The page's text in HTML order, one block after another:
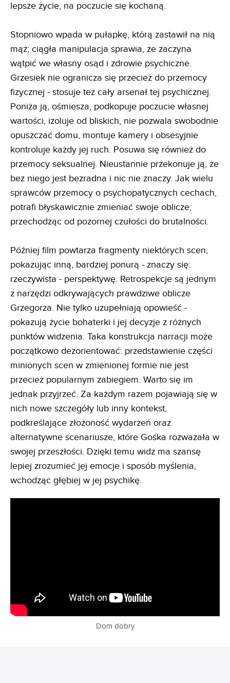
lepsze życie, na poczucie się kochaną.
Stopniowo wpada w pułapkę, którą zastawił na nią
mąż; ciągła manipulacja sprawia, że zaczyna
wątpić we własny osąd i zdrowie psychiczne.
Grzesiek nie ogranicza się przecież do przemocy
fizycznej - stosuje też cały arsenał tej psychicznej.
Poniża ją, ośmiesza, podkopuje poczucie własnej
wartości, izoluje od bliskich, nie pozwala swobodnie
opuszczać domu, montuje kamery i obsesyjnie
kontroluje każdy jej ruch. Posuwa się również do
przemocy seksualnej. Nieustannie przekonuje ją, że
bez niego jest bezradna i nic nie znaczy. Jak wielu
sprawców przemocy o psychopatycznych cechach,
potrafi błyskawicznie zmieniać swoje oblicze,
przechodząc od pozornej czułości do brutalności.
Później film powtarza fragmenty niektórych scen,
pokazując inną, bardziej ponurą - znaczy się:
rzeczywista - perspektywę. Retrospekcje są jednym
z narzędzi odkrywających prawdziwe oblicze
Grzegorza. Nie tylko uzupełniają opowieść -
pokazują życie bohaterki i jej decyzje z różnych
punktów widzenia. Taka konstrukcja narracji może
początkowo dezorientować: przedstawienie części
minionych scen w zmienionej formie nie jest
przecież popularnym zabiegiem. Warto się im
jednak przyjrzeć. Za każdym razem pojawiają się w
nich nowe szczegóły lub inny kontekst,
podkreślające złożoność wydarzeń oraz
alternatywne scenariusze, które Gośka rozważała w
swojej przeszłości. Dzięki temu widz ma szansę
lepiej zrozumieć jej emocje i sposób myślenia,
wchodząc głębiej w jej psychikę.
Dom dobry